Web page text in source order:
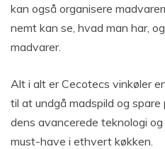
kan også organisere
nemt kan se, hvad man har,
madvarer.
Alt i alt er Cecotecs vinkøler
til at undgå madspild og
dens avancerede teknologi
must-have i ethvert køkken.